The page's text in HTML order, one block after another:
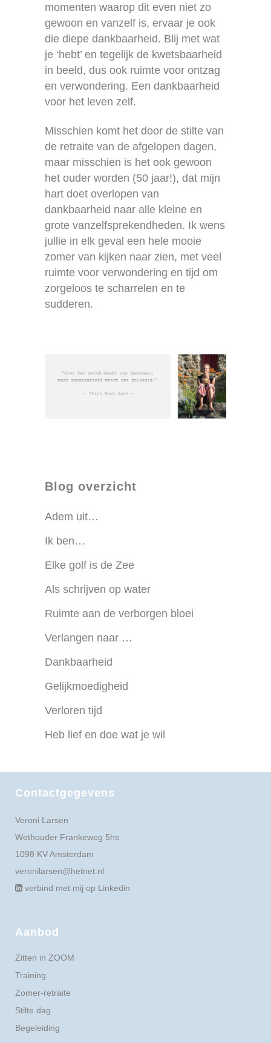
momenten waarop dit even niet zo
gewoon en vanzelf is, ervaar je ook
die diepe dankbaarheid. Blij met wat
je ‘hebt’ en tegelijk de kwetsbaarheid
in beeld, dus ook ruimte voor ontzag
en verwondering. Een dankbaarheid
voor het leven zelf.
Misschien komt het door de stilte van
de retraite van de afgelopen dagen,
maar misschien is het ook gewoon
het ouder worden (50 jaar!), dat mijn
hart doet overlopen van
dankbaarheid naar alle kleine en
grote vanzelfsprekendheden. Ik wens
jullie in elk geval een hele mooie
zomer van kijken naar zien, met veel
ruimte voor verwondering en tijd om
zorgeloos te scharrelen en te
sudderen.
Blog overzicht
Adem uit…
Ik ben…
Elke golf is de Zee
Als schrijven op water
Ruimte aan de verborgen bloei
Verlangen naar …
Dankbaarheid
Gelijkmoedigheid
Verloren tijd
Heb lief en doe wat je wil
Contactgegevens
Veroni Larsen
Wethouder Frankeweg 5hs
1098 KV Amsterdam
veronilarsen@hetnet.nl
verbind met mij op Linkedin
Aanbod
Zitten in ZOOM
Training
Zomer-retraite
Stilte dag
Begeleiding